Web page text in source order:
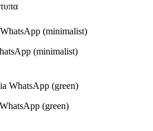
(minimalist)
(green)